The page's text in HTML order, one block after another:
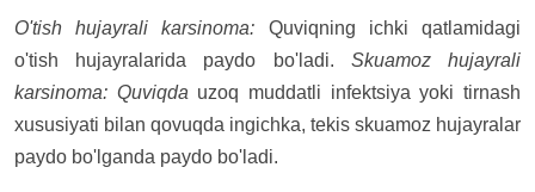
O'tish hujayrali karsinoma: Quviqning ichki qatlamidagi
o'tish hujayralarida paydo bo'ladi. Skuamoz hujayrali
karsinoma: Quviqda uzoq muddatli infektsiya yoki tirnash
xususiyati bilan qovuqda ingichka, tekis skuamoz hujayralar
paydo bo'lganda paydo bo'ladi.